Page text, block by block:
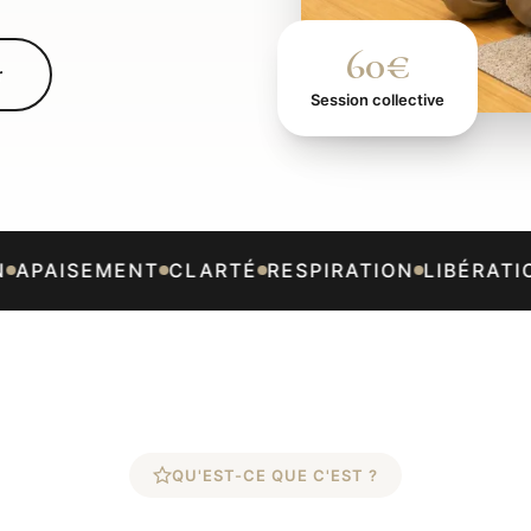
60€
Session collective
CLARTÉ RESPIRATION LIBÉRATION
QU'EST-CE QUE C'EST ?